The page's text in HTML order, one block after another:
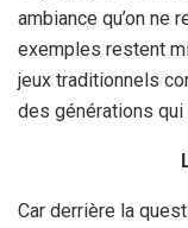
ambiance qu’on ne
exemples restent
jeux traditionnels
des générations
Car derrière la